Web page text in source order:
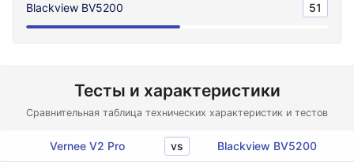
Blackview BV5200 51
Тесты и характеристики
Сравнительная таблица технических характеристик и тестов
Vernee V2 Pro vs Blackview BV5200